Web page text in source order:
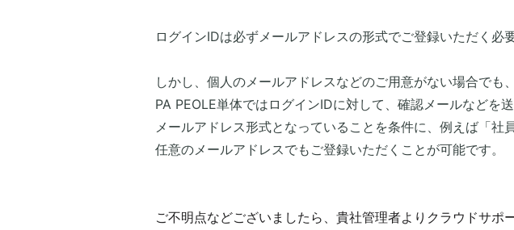
ログインIDは必ずメールアドレスの形式でご登録いただく必
​しかし、個人のメールアドレスなどのご用意がない場合でも、
PA PEOLE単体ではログインIDに対して、確認メールなどを
メールアドレス形式となっていることを条件に、例えば「社
任意のメールアドレスでもご登録いただくことが可能です。
ご不明点などございましたら、貴社管理者よりクラウドサポ